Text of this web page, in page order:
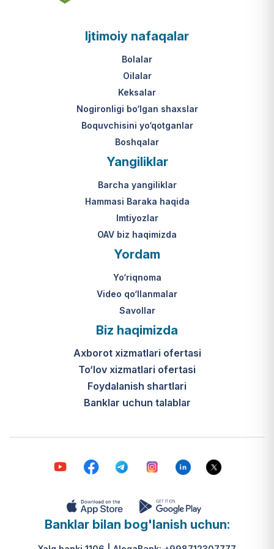
asosi nima?
(1-ilova, 6-band "j" va "l" kichik
jumladan, vasiylik, homiylik yoki
Ushbu xizmatning huquqiy
O‘zbekiston Respublikasi VMQ-893
hamda amaldagi imtiyozlar
to‘g‘risidagi qonunchilik.
Ijtimoiy nafaqalar
Bolalar
Oilalar
Keksalar
Nogironligi bo‘lgan shaxslar
Boquvchisini yo‘qotganlar
Boshqalar
Yangiliklar
Barcha yangiliklar
Hammasi Baraka haqida
Imtiyozlar
OAV biz haqimizda
Yordam
Yo‘riqnoma
Video qo‘llanmalar
Savollar
Biz haqimizda
Axborot xizmatlari ofertasi
To‘lov xizmatlari ofertasi
Foydalanish shartlari
Banklar uchun talablar
Banklar bilan bog'lanish uchun: